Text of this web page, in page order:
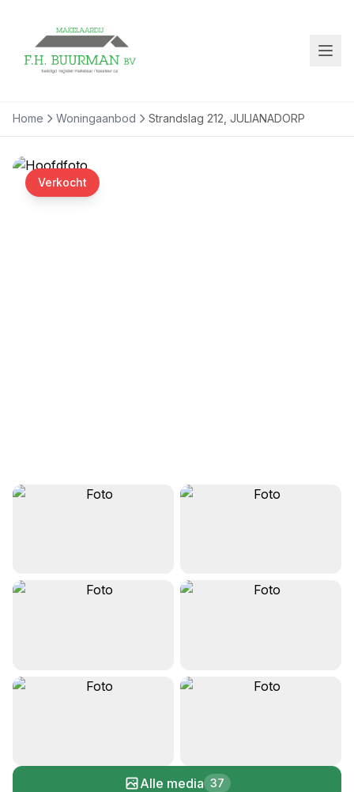
Home Woningaanbod Strandslag 212, JULIANADORP
Verkocht
+32
Alle media 37